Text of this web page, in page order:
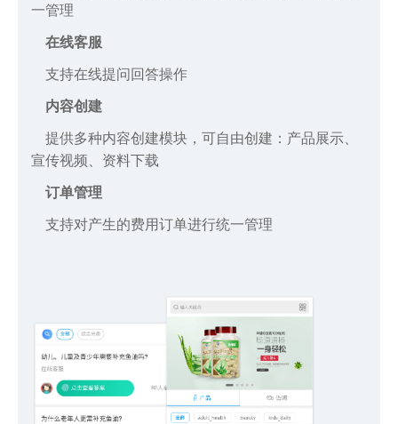
一管理
在线客服
支持在线提问回答操作
内容创建
提供多种内容创建模块，可自由创建：产品展示、
宣传视频、资料下载
订单管理
支持对产生的费用订单进行统一管理